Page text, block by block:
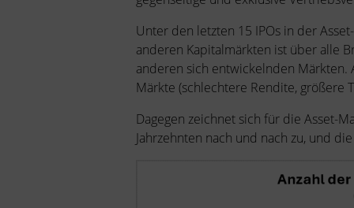
Unter den letzten 15 IPOs in der
anderen Kapitalmärkten ist über alle
anderen sich entwickelnden
Märkte (schlechtere Rendite, größere
Dagegen zeichnet sich für die Asset-
Jahrzehnten nach und nach zu, und